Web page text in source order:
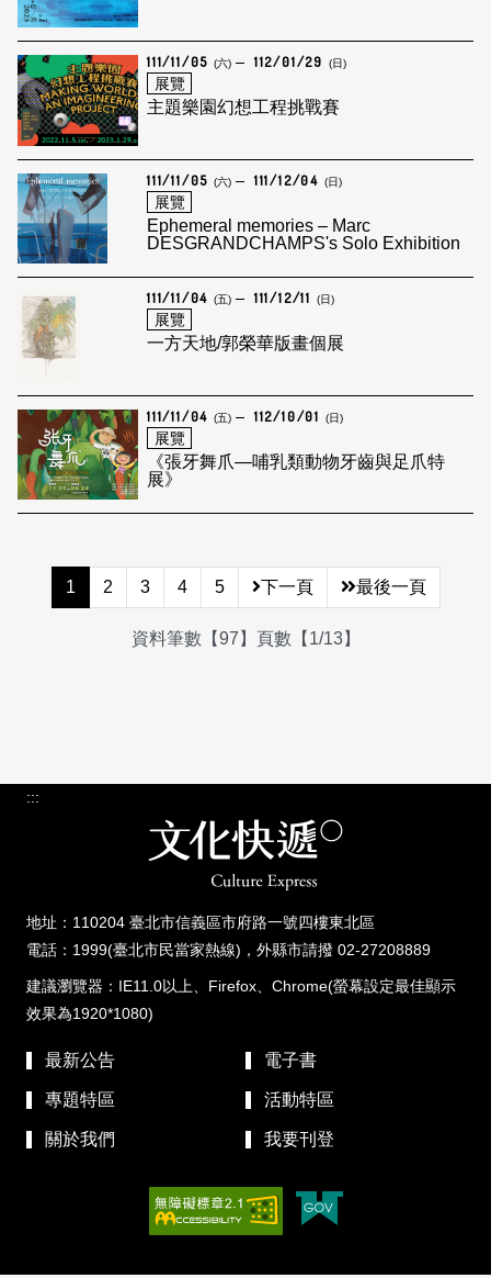
111/11/05 (六) 112/01/29 (日)
展覽
主題樂園幻想工程挑戰賽
111/11/05 (六) 111/12/04 (日)
展覽
Ephemeral memories – Marc
DESGRANDCHAMPS's Solo Exhibition
111/11/04 (五) 111/12/11 (日)
展覽
一方天地/郭榮華版畫個展
111/11/04 (五) 112/10/01 (日)
展覽
《張牙舞爪—哺乳類動物牙齒與足爪特
展》
1 2 3 4 5 下一頁 最後一頁
資料筆數【97】頁數【1/13】
:::
地址：110204 臺北市信義區市府路一號四樓東北區
電話：1999(臺北市民當家熱線)，外縣市請撥 02-27208889
建議瀏覽器：IE11.0以上、Firefox、Chrome(螢幕設定最佳顯示
效果為1920*1080)
最新公告 電子書
專題特區 活動特區
關於我們 我要刊登